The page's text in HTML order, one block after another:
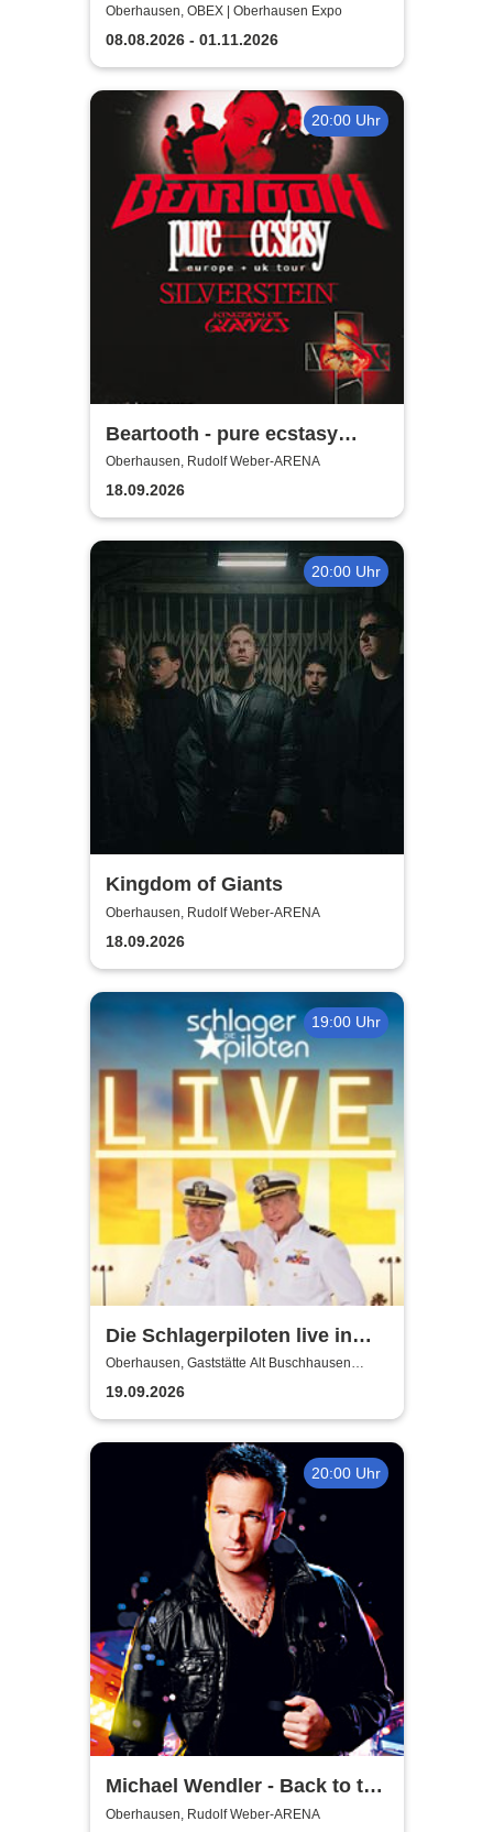
immersive Ausstellung |
Zeitfensterticket
Oberhausen, OBEX | Oberhausen Expo
08.08.2026 - 01.11.2026
20:00 Uhr
Beartooth - pure ecstasy
europe + uk tour
Oberhausen, Rudolf Weber-ARENA
18.09.2026
20:00 Uhr
Kingdom of Giants
Oberhausen, Rudolf Weber-ARENA
18.09.2026
19:00 Uhr
Die Schlagerpiloten live in
NRW!
Oberhausen, Gaststätte Alt Buschhausen
(Saal)
19.09.2026
20:00 Uhr
Michael Wendler - Back to the
Wendler
Oberhausen, Rudolf Weber-ARENA